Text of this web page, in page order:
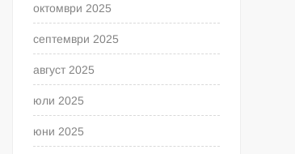
октомври 2025
септември 2025
август 2025
юли 2025
юни 2025